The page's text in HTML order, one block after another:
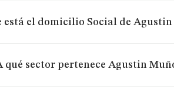
está el domicilio Social de
qué sector pertenece Agustin